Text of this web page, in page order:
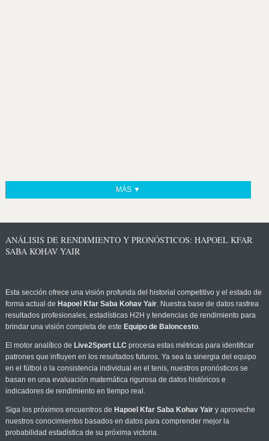
MÁS ▼
ANÁLISIS DE RENDIMIENTO Y PRONÓSTICOS: HAPOEL KFAR
SABA KOHAV YAIR
Esta sección ofrece una visión profunda del historial competitivo y el estado de
forma actual de Hapoel Kfar Saba Kohav Yair. Nuestra base de datos rastrea
resultados profesionales, estadísticas H2H y tendencias de rendimiento para
brindar una visión completa de este Equipo de Baloncesto.
El motor analítico de Live2Sport LLC procesa estas métricas para identificar
patrones que influyen en los resultados futuros. Ya sea la sinergia del equipo
en el fútbol o la consistencia individual en el tenis, nuestros pronósticos se
basan en una evaluación matemática rigurosa de datos históricos e
indicadores de rendimiento en tiempo real.
Siga los próximos encuentros de Hapoel Kfar Saba Kohav Yairy aproveche
nuestros conocimientos basados en datos para comprender mejor la
probabilidad estadística de su próxima victoria.